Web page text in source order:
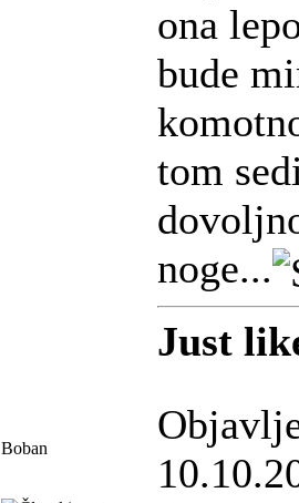
ona
bude
tom
noge...
Just
Boban